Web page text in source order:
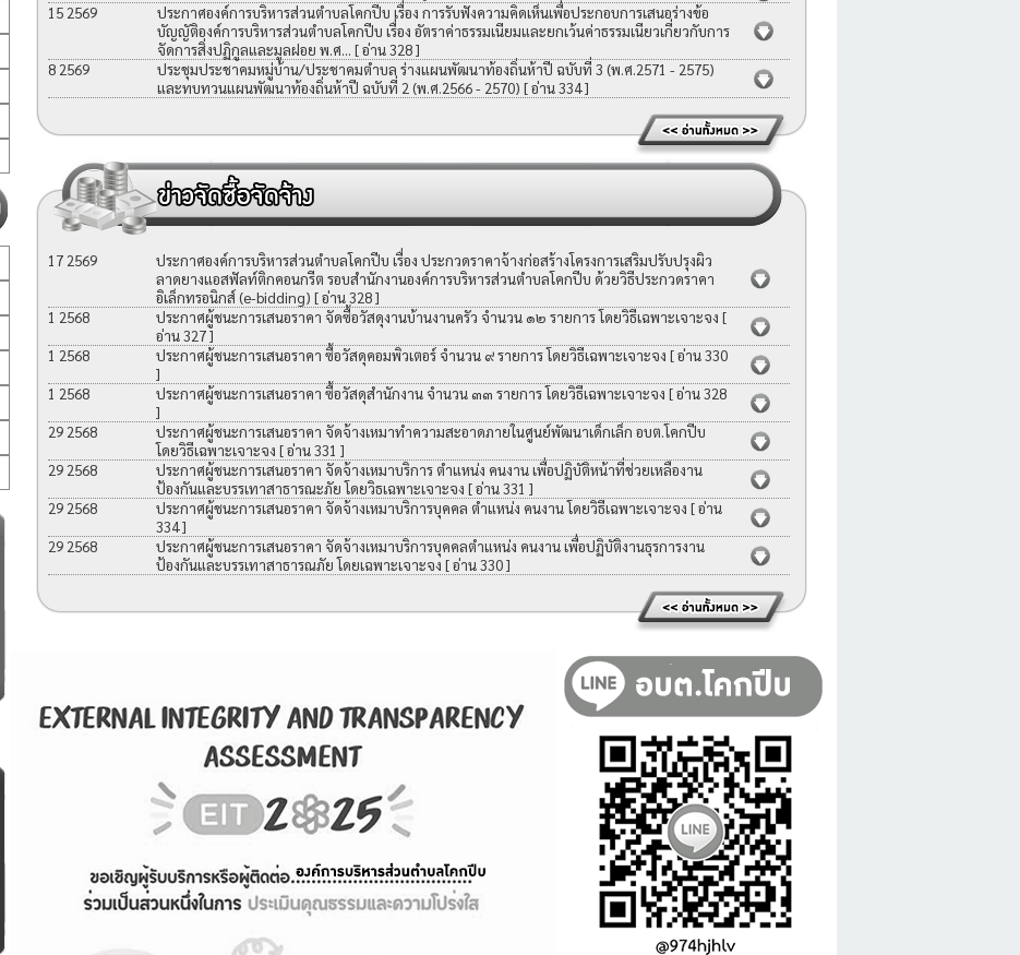
15 2569
ประกาศองค์การบริหารส่วนตำบลโคกปีบ เรื่อง การรับฟังความคิดเห็นเพื่อประกอบการเสนอร่างข้อ
บัญญัติองค์การบริหารส่วนตำบลโคกปีบ เรื่อง อัตราค่าธรรมเนียมและยกเว้นค่าธรรมเนียวเกี่ยวกับการ
จัดการสิ่งปฏิกูลและมูลฝอย พ.ศ... [ อ่าน 328 ]
8 2569
ประชุมประชาคมหมู่บ้าน/ประชาคมตำบล ร่างแผนพัฒนาท้องถิ่นห้าปี ฉบับที่ 3 (พ.ศ.2571 - 2575)
และทบทวนแผนพัฒนาท้องถิ่นห้าปี ฉบับที่ 2 (พ.ศ.2566 - 2570) [ อ่าน 334 ]
17 2569
ประกาศองค์การบริหารส่วนตำบลโคกปีบ เรื่อง ประกวดราคาจ้างก่อสร้างโครงการเสริมปรับปรุงผิว
ลาดยางแอสฟัลท์ติกคอนกรีต รอบสำนักงานองค์การบริหารส่วนตำบลโคกปีบ ด้วยวิธีประกวดราคา
อิเล็กทรอนิกส์ (e-bidding) [ อ่าน 328 ]
1 2568
ประกาศผู้ชนะการเสนอราคา จัดซื้อวัสดุงานบ้านงานครัว จำนวน ๑๒ รายการ โดยวิธีเฉพาะเจาะจง [
อ่าน 327 ]
1 2568
ประกาศผู้ชนะการเสนอราคา ซื้อวัสดุคอมพิวเตอร์ จำนวน ๙ รายการ โดยวิธีเฉพาะเจาะจง [ อ่าน 330
]
1 2568
ประกาศผู้ชนะการเสนอราคา ซื้อวัสดุสำนักงาน จำนวน ๓๓ รายการ โดยวิธีเฉพาะเจาะจง [ อ่าน 328
]
29 2568
ประกาศผู้ชนะการเสนอราคา จัดจ้างเหมาทำความสะอาดภายในศูนย์พัฒนาเด็กเล็ก อบต.โคกปีบ
โดยวิธีเฉพาะเจาะจง [ อ่าน 331 ]
29 2568
ประกาศผู้ชนะการเสนอราคา จัดจ้างเหมาบริการ ตำแหน่ง คนงาน เพื่อปฏิบัติหน้าที่ช่วยเหลืองาน
ป้องกันและบรรเทาสาธารณะภัย โดยวิธเฉพาะเจาะจง [ อ่าน 331 ]
29 2568
ประกาศผู้ชนะการเสนอราคา จัดจ้างเหมาบริการบุคคล ตำแหน่ง คนงาน โดยวิธีเฉพาะเจาะจง [ อ่าน
334 ]
29 2568
ประกาศผู้ชนะการเสนอราคา จัดจ้างเหมาบริการบุคคลตำแหน่ง คนงาน เพื่อปฏิบัติงานธุรการงาน
ป้องกันและบรรเทาสาธารณภัย โดยเฉพาะเจาะจง [ อ่าน 330 ]